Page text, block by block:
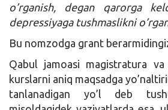
o’rganish, degan qarorga
depressiyaga tushmaslikni
Bu nomzodga grant
Qabul jamoasi magistratura
kurslarni aniq maqsadga
tanlanadigan yo’l deb